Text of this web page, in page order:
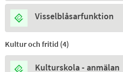
Visselblåsarfunktion
Kultur och fritid (4)
Kulturskola - anmälan